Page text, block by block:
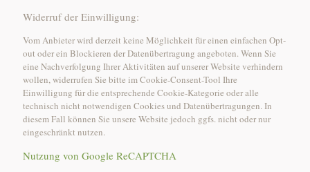
Widerruf der Einwilligung:
Vom Anbieter wird derzeit keine Möglichkeit für einen einfachen Opt-
out oder ein Blockieren der Datenübertragung angeboten. Wenn Sie
eine Nachverfolgung Ihrer Aktivitäten auf unserer Website verhindern
wollen, widerrufen Sie bitte im Cookie-Consent-Tool Ihre
Einwilligung für die entsprechende Cookie-Kategorie oder alle
technisch nicht notwendigen Cookies und Datenübertragungen. In
diesem Fall können Sie unsere Website jedoch ggfs. nicht oder nur
eingeschränkt nutzen.
Nutzung von Google ReCAPTCHA